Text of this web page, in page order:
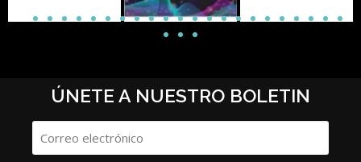
ÚNETE A NUESTRO BOLETIN